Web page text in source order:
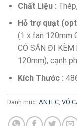
Chất Liệu :
Hỗ trợ quạt
(1 x fan 120mm
CÓ SẴN ĐI
120mm), cạnh
Kích Thước :
Danh mục: ANTEC, VỎ